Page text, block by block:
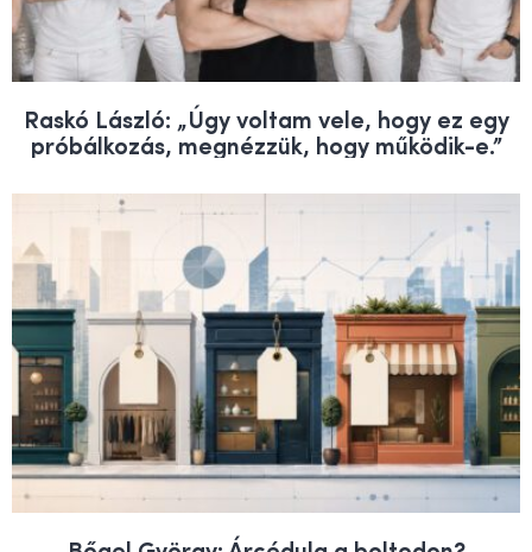
Raskó László: „Úgy voltam vele, hogy ez egy
próbálkozás, megnézzük, hogy működik-e.”